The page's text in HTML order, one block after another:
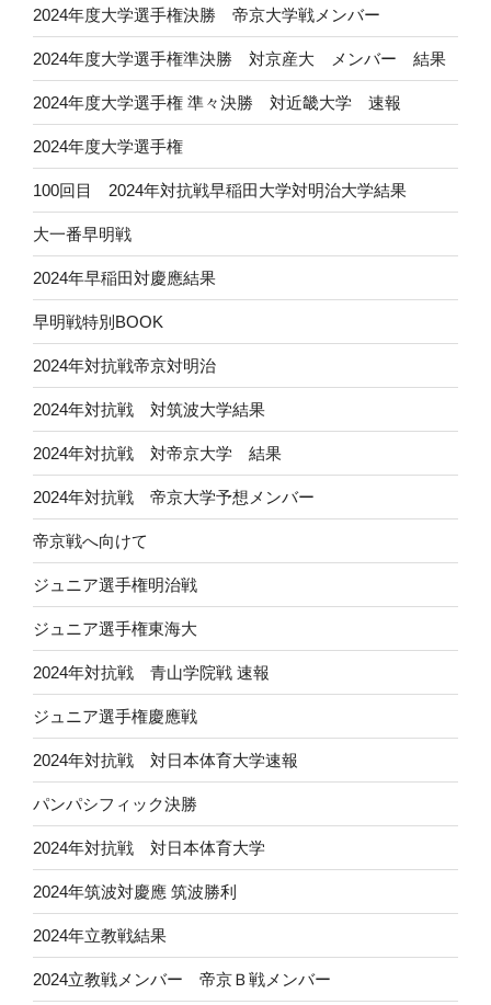
2024年度大学選手権決勝 帝京大学戦メンバー
2024年度大学選手権準決勝 対京産大 メンバー 結果
2024年度大学選手権 準々決勝 対近畿大学 速報
2024年度大学選手権
100回目 2024年対抗戦早稲田大学対明治大学結果
大一番早明戦
2024年早稲田対慶應結果
早明戦特別BOOK
2024年対抗戦帝京対明治
2024年対抗戦 対筑波大学結果
2024年対抗戦 対帝京大学 結果
2024年対抗戦 帝京大学予想メンバー
帝京戦へ向けて
ジュニア選手権明治戦
ジュニア選手権東海大
2024年対抗戦 青山学院戦 速報
ジュニア選手権慶應戦
2024年対抗戦 対日本体育大学速報
パンパシフィック決勝
2024年対抗戦 対日本体育大学
2024年筑波対慶應 筑波勝利
2024年立教戦結果
2024立教戦メンバー 帝京Ｂ戦メンバー